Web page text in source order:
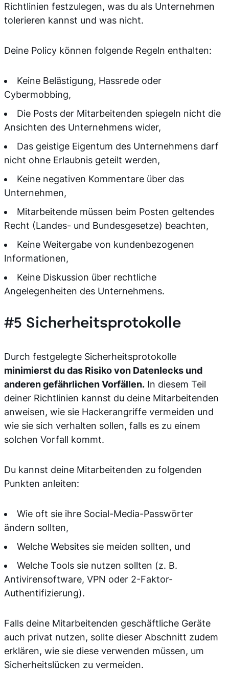
Richtlinien festzulegen, was du als Unternehmen
tolerieren kannst und was nicht.
Deine Policy können folgende Regeln enthalten:
Keine Belästigung, Hassrede oder
Cybermobbing,
Die Posts der Mitarbeitenden spiegeln nicht die
Ansichten des Unternehmens wider,
Das geistige Eigentum des Unternehmens darf
nicht ohne Erlaubnis geteilt werden,
Keine negativen Kommentare über das
Unternehmen,
Mitarbeitende müssen beim Posten geltendes
Recht (Landes- und Bundesgesetze) beachten,
Keine Weitergabe von kundenbezogenen
Informationen,
Keine Diskussion über rechtliche
Angelegenheiten des Unternehmens.
#5 Sicherheitsprotokolle
Durch festgelegte Sicherheitsprotokolle
minimierst du das Risiko von Datenlecks und
anderen gefährlichen Vorfällen. In diesem Teil
deiner Richtlinien kannst du deine Mitarbeitenden
anweisen, wie sie Hackerangriffe vermeiden und
wie sie sich verhalten sollen, falls es zu einem
solchen Vorfall kommt.
Du kannst deine Mitarbeitenden zu folgenden
Punkten anleiten:
Wie oft sie ihre Social-Media-Passwörter
ändern sollten,
Welche Websites sie meiden sollten, und
Welche Tools sie nutzen sollten (z. B.
Antivirensoftware, VPN oder 2-Faktor-
Authentifizierung).
Falls deine Mitarbeitenden geschäftliche Geräte
auch privat nutzen, sollte dieser Abschnitt zudem
erklären, wie sie diese verwenden müssen, um
Sicherheitslücken zu vermeiden.